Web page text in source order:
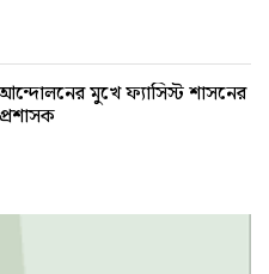
মুখে ফ্যাসিস্ট শাসনের